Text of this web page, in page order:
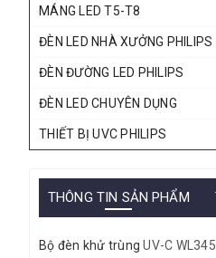
MÁNG LED T5-T8
ĐÈN LED NHÀ XƯỞNG PHILIPS
ĐÈN ĐƯỜNG LED PHILIPS
ĐÈN LED CHUYÊN DỤNG
THIẾT BỊ UVC PHILIPS
THÔNG TIN SẢN PHẨM
Bộ đèn khử trùng UV-C